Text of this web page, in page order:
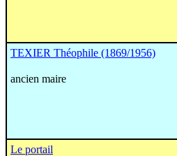
TEXIER Théophile (1869/1956)
ancien maire
Le portail